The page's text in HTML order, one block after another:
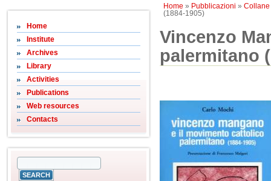
Home » Pubblicazioni » Collane
(1884-1905)
Home
Institute
Archives
Library
Activities
Publications
Web resources
Contacts
Vincenzo
palermitano